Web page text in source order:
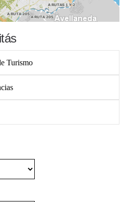
Turismo